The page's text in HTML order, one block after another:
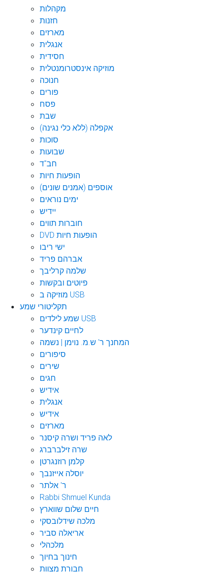
מקהלות
חזנות
מארזים
אנגלית
חסידית
מוזיקה אינסטרומנטלית
חנוכה
פורים
פסח
שבת
אקפלה (ללא כלי נגינה)
סוכות
שבועות
חב"ד
הופעות חיות
אוספים (אמנים שונים)
ימים נוראים
יידיש
חוברות תווים
DVD הופעות חיות
ישי ריבו
אברהם פריד
שלמה קרליבך
פיוטים ובקשות
מוזיקה ב USB
תקליטורי שמע
שמע לילדים USB
לחיים קינדער
המחנך ר' ש.מ. נוימן | נשמה
סיפורים
שירים
חגים
אידיש
אנגלית
אידיש
מארזים
לאה פריד ושרה קיסנר
שרה זילברברג
קלמן רוזנגרטן
יוסלה אייזנבך
ר' אלתר
Rabbi Shmuel Kunda
חיים שלום שווארץ
מלכה שידלובסקי
אריאלה סביר
מלכהלי
חינוך בחיוך
חבורת מצוות